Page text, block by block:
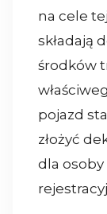
na cele
składają
środków
pojazd
złożyć
dla